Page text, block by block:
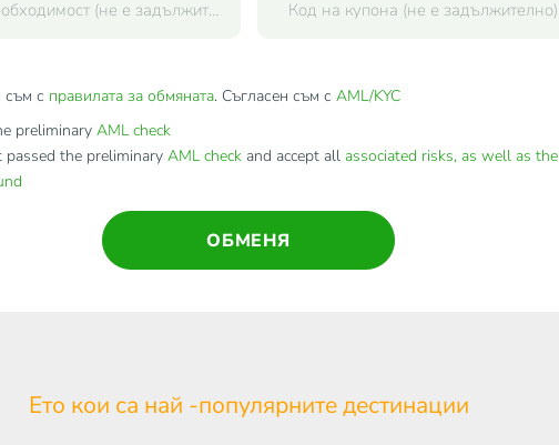
с правилата за обмяната. Съгласен съм с AML/KYC
preliminary AML check
the preliminary AML checkand accept all associated risks, as well as the
ОБМЕНЯ
Ето кои са най -популярнитедестинации